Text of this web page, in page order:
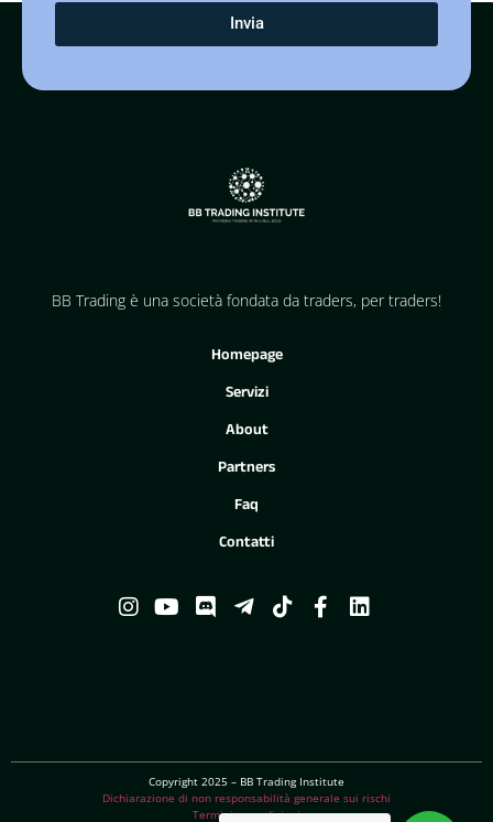
Invia
BB Trading è una società fondata da traders, per traders!
Homepage
Servizi
About
Partners
Faq
Contatti
Copyright 2025 – BB Trading Institute
Dichiarazione di non responsabilità generale sui rischi
Termini e condizioni